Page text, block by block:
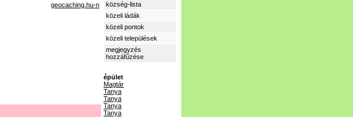
geocaching.hu-n
község-lista
közeli ládák
közeli pontok
közeli települések
megjegyzés
hozzáfűzése
épület
Magtár
Tanya
Tanya
Tanya
Tanya